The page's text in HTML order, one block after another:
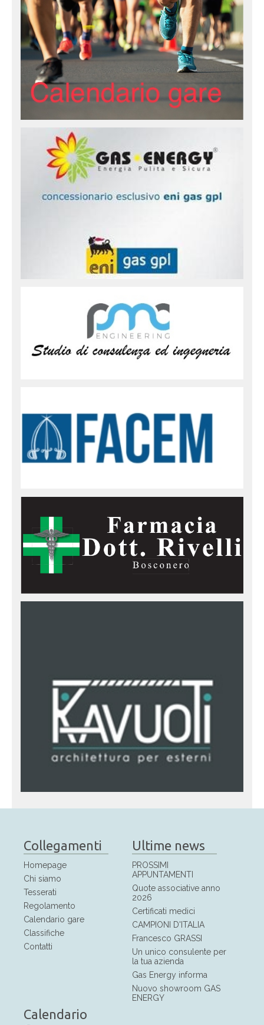
Collegamenti
Homepage
Chi siamo
Tesserati
Regolamento
Calendario gare
Classifiche
Contatti
Ultime news
PROSSIMI
APPUNTAMENTI
Quote associative anno
2026
Certificati medici
CAMPIONI D'ITALIA
Francesco GRASSI
Un unico consulente per
la tua azienda
Gas Energy informa
Nuovo showroom GAS
ENERGY
Calendario